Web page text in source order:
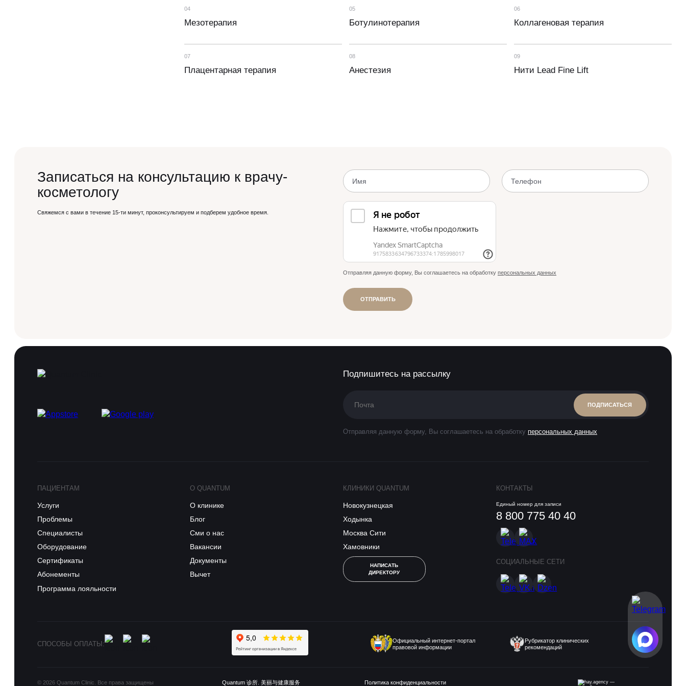
Вакансии
Контакты
ЗАПИСАТЬСЯ НА КОНСУЛЬТАЦИЮ
04
Мезотерапия
05
Ботулинотерапия
06
Коллагеновая терапия
07
Плацентарная терапия
08
Анестезия
09
Нити Lead Fine Lift
Записаться на консультацию к врачу-
косметологу
Свяжемся с вами в течение 15-ти минут, проконсультируем и подберем удобное время.
Отправляя данную форму, Вы соглашаетесь на обработку персональных данных
ОТПРАВИТЬ
Подпишитесь на рассылку
ПОДПИСАТЬСЯ
Отправляя данную форму, Вы соглашаетесь на обработку персональных данных
ПАЦИЕНТАМ
Услуги
Проблемы
Специалисты
Оборудование
Сертификаты
Абонементы
Программа лояльности
О QUANTUM
О клинике
Блог
Сми о нас
Вакансии
Документы
Вычет
КЛИНИКИ QUANTUM
Новокузнецкая
Ходынка
Москва Сити
Хамовники
НАПИСАТЬ
ДИРЕКТОРУ
КОНТАКТЫ
Единый номер для записи
8 800 775 40 40
СОЦИАЛЬНЫЕ СЕТИ
СПОСОБЫ ОПЛАТЫ:
Официальный интернет-портал
правовой информации
Рубрикатор клинических
рекомендаций
Политика конфиденциальности
© 2026 Quantum Clinic. Все права защищены Quantum 诊所. 美丽与健康服务